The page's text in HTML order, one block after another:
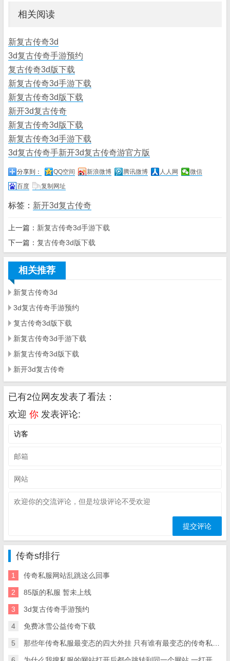
相关阅读
新复古传奇3d
3d复古传奇手游预约
复古传奇3d版下载
新复古传奇3d手游下载
新复古传奇3d版下载
新开3d复古传奇
新复古传奇3d版下载
新复古传奇3d手游下载
3d复古传奇手新开3d复古传奇游官方版
分享到： QQ空间 新浪微博 腾讯微博 人人网
微信
百度
复制网址
标签： 新开3d复古传奇
上一篇： 新复古传奇3d手游下载
下一篇： 复古传奇3d版下载
相关推荐
新复古传奇3d
3d复古传奇手游预约
复古传奇3d版下载
新复古传奇3d手游下载
新复古传奇3d版下载
新开3d复古传奇
已有2位网友发表了看法：
欢迎 你 发表评论:
传奇sf排行
1 传奇私服网站乱跳这么回事
2 85版的私服 暂未上线
3 3d复古传奇手游预约
4 免费冰雪公益传奇下载
5 那些年传奇私服最变态的四大外挂 只有谁有最变态的传奇私服装备多骨灰级玩家 没有遇到过